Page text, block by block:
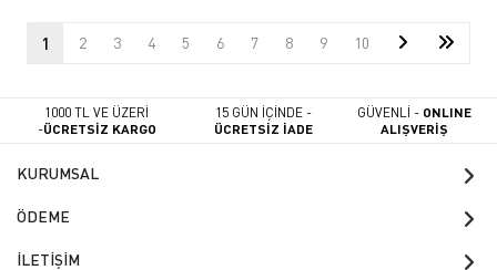
1 2 3 4 5 6 7 8 9 10
1000 TL VE ÜZERİ
-ÜCRETSİZ KARGO
15 GÜN İÇİNDE -
ÜCRETSİZ İADE
GÜVENLİ - ONLINE
ALIŞVERİŞ
KURUMSAL
ÖDEME
İLETİŞİM